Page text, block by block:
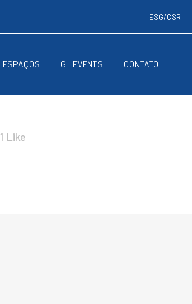
ESG/CSR
ESPAÇOS GL EVENTS CONTATO
1 Like